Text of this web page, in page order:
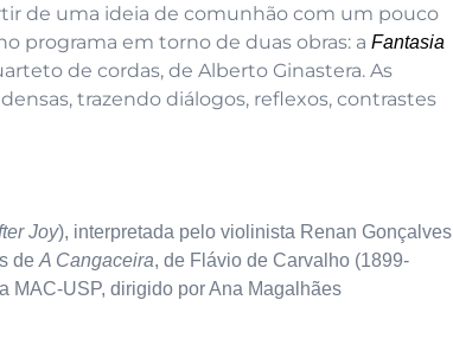
de uma ideia de comunhão com um pouco
programa em torno de duas obras: a Fantasia
de cordas, de Alberto Ginastera. As
trazendo diálogos, reflexos, contrastes
Joy), interpretada pelo violinista Renan Gonçalves
de A Cangaceira, de Flávio de Carvalho (1899-
MAC-USP, dirigido por Ana Magalhães